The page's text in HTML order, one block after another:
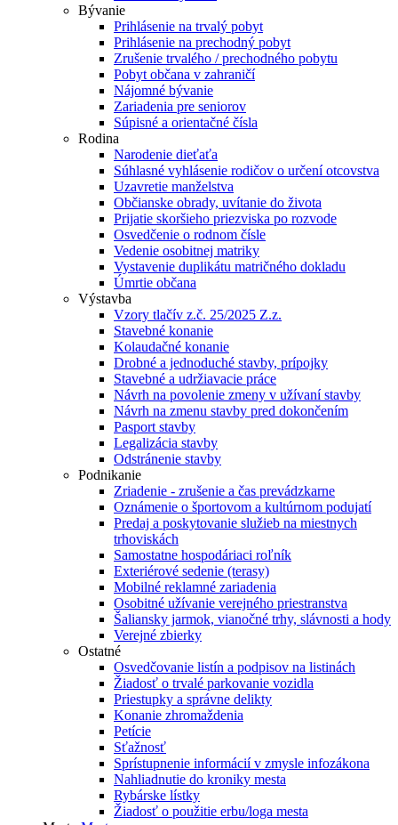
Bývanie
Prihlásenie na trvalý pobyt
Prihlásenie na prechodný pobyt
Zrušenie trvalého / prechodného pobytu
Pobyt občana v zahraničí
Nájomné bývanie
Zariadenia pre seniorov
Súpisné a orientačné čísla
Rodina
Narodenie dieťaťa
Súhlasné vyhlásenie rodičov o určení otcovstva
Uzavretie manželstva
Občianske obrady, uvítanie do života
Prijatie skoršieho priezviska po rozvode
Osvedčenie o rodnom čísle
Vedenie osobitnej matriky
Vystavenie duplikátu matričného dokladu
Úmrtie občana
Výstavba
Vzory tlačív z.č. 25/2025 Z.z.
Stavebné konanie
Kolaudačné konanie
Drobné a jednoduché stavby, prípojky
Stavebné a udržiavacie práce
Návrh na povolenie zmeny v užívaní stavby
Návrh na zmenu stavby pred dokončením
Pasport stavby
Legalizácia stavby
Odstránenie stavby
Podnikanie
Zriadenie - zrušenie a čas prevádzkarne
Oznámenie o športovom a kultúrnom podujatí
Predaj a poskytovanie služieb na miestnych
trhoviskách
Samostatne hospodáriaci roľník
Exteriérové sedenie (terasy)
Mobilné reklamné zariadenia
Osobitné užívanie verejného priestranstva
Šaliansky jarmok, vianočné trhy, slávnosti a hody
Verejné zbierky
Ostatné
Osvedčovanie listín a podpisov na listinách
Žiadosť o trvalé parkovanie vozidla
Priestupky a správne delikty
Konanie zhromaždenia
Petície
Sťažnosť
Sprístupnenie informácií v zmysle infozákona
Nahliadnutie do kroniky mesta
Rybárske lístky
Žiadosť o použitie erbu/loga mesta